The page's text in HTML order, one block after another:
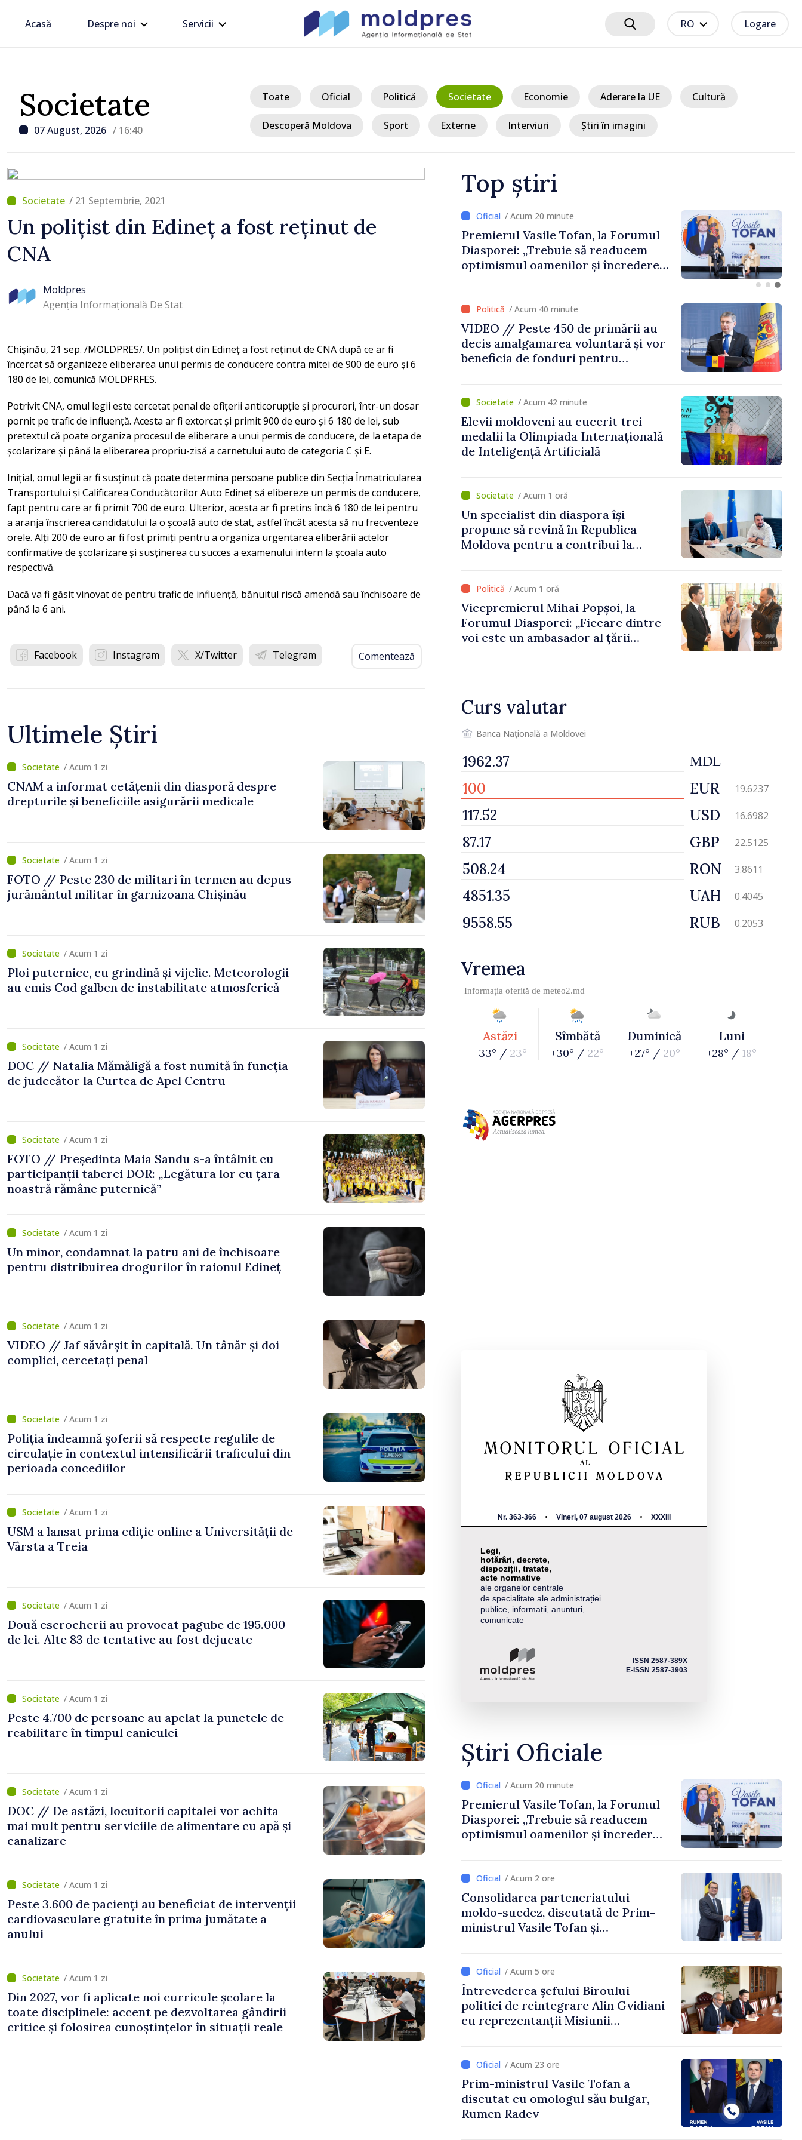
Acasă Despre noi Servicii RO Logare
Societate
07 August, 2026 / 16:40
Toate Oficial Politică Societate Economie Aderare la UE Cultură
Descoperă Moldova Sport Externe Interviuri Știri în imagini
/ 21 Septembrie, 2021
Un polițist din Edineț a fost reținut de
CNA
Moldpres
Agenția Informațională De Stat
Chişinău, 21 sep. /MOLDPRES/. Un polițist din Edineț a fost reținut de CNA după ce ar fi
încercat să organizeze eliberarea unui permis de conducere contra mitei de 900 de euro și 6
180 de lei, comunică MOLDPRFES.
Potrivit CNA, omul legii este cercetat penal de ofițerii anticorupție și procurori, într-un dosar
pornit pe trafic de influență. Acesta ar fi extorcat și primit 900 de euro și 6 180 de lei, sub
pretextul că poate organiza procesul de eliberare a unui permis de conducere, de la etapa de
școlarizare și până la eliberarea propriu-zisă a carnetului auto de categoria C și E.
Inițial, omul legii ar fi susținut că poate determina persoane publice din Secția Înmatricularea
Transportului și Calificarea Conducătorilor Auto Edineț să elibereze un permis de conducere,
fapt pentru care ar fi primit 700 de euro. Ulterior, acesta ar fi pretins încă 6 180 de lei pentru
a aranja înscrierea candidatului la o școală auto de stat, astfel încât acesta să nu frecventeze
orele. Alți 200 de euro ar fi fost primiți pentru a organiza urgentarea eliberării actelor
confirmative de școlarizare și susținerea cu succes a examenului intern la școala auto
respectivă.
Dacă va fi găsit vinovat de pentru trafic de influență, bănuitul riscă amendă sau închisoare de
până la 6 ani.
Facebook Instagram X/Twitter Telegram Comentează
Ultimele Știri
/ Acum 1 zi
CNAM a informat cetățenii din diasporă despre
drepturile și beneficiile asigurării medicale
/ Acum 1 zi
FOTO // Peste 230 de militari în termen au depus
jurământul militar în garnizoana Chișinău
/ Acum 1 zi
Ploi puternice, cu grindină și vijelie. Meteorologii
au emis Cod galben de instabilitate atmosferică
/ Acum 1 zi
DOC // Natalia Mămăligă a fost numită în funcția
de judecător la Curtea de Apel Centru
/ Acum 1 zi
FOTO // Președinta Maia Sandu s-a întâlnit cu
participanții taberei DOR: „Legătura lor cu țara
noastră rămâne puternică”
/ Acum 1 zi
Un minor, condamnat la patru ani de închisoare
pentru distribuirea drogurilor în raionul Edineț
/ Acum 1 zi
VIDEO // Jaf săvârșit în capitală. Un tânăr și doi
complici, cercetați penal
/ Acum 1 zi
Poliția îndeamnă șoferii să respecte regulile de
circulație în contextul intensificării traficului din
perioada concediilor
/ Acum 1 zi
USM a lansat prima ediție online a Universității de
Vârsta a Treia
/ Acum 1 zi
Două escrocherii au provocat pagube de 195.000
de lei. Alte 83 de tentative au fost dejucate
/ Acum 1 zi
Peste 4.700 de persoane au apelat la punctele de
reabilitare în timpul caniculei
/ Acum 1 zi
DOC // De astăzi, locuitorii capitalei vor achita
mai mult pentru serviciile de alimentare cu apă și
canalizare
/ Acum 1 zi
Peste 3.600 de pacienți au beneficiat de intervenții
cardiovasculare gratuite în prima jumătate a
anului
/ Acum 1 zi
Din 2027, vor fi aplicate noi curricule școlare la
toate disciplinele: accent pe dezvoltarea gândirii
critice și folosirea cunoștințelor în situații reale
Top știri
/ Acum 18 minute
VIDEO // Șoferii sunt avertizați să
/ Acum 20 minute
Premierul Vasile Tofan, la Forumul
Diasporei: „Trebuie să readucem
optimismul oamenilor și încrederea
/ Acum 40 minute
VIDEO // Peste 450 de primării au
decis amalgamarea voluntară și vor
beneficia de fonduri pentru
dăm o șansă localităților să se
dezvolte”
/ Acum 42 minute
Elevii moldoveni au cucerit trei
medalii la Olimpiada Internațională
de Inteligență Artificială
/ Acum 1 oră
Un specialist din diaspora își
propune să revină în Republica
Moldova pentru a contribui la
/ Acum 1 oră
Vicepremierul Mihai Popșoi, la
Forumul Diasporei: „Fiecare dintre
voi este un ambasador al țării
Curs valutar
Banca Națională a Moldovei
MDL
EUR 19.6237
USD 16.6982
GBP 22.5125
RON 3.8611
UAH 0.4045
RUB 0.2053
Vremea
Informația oferită de meteo2.md
Astăzi
+33° / 23°
Sîmbătă
+30° / 22°
Duminică
+27° / 20°
Luni
+28° / 18°
Nr. 363-366 Vineri, 07 august 2026 XXXIII
Legi,
hotărâri, decrete,
dispoziții, tratate,
acte normative
ale organelor centrale
de specialitate ale administrației
publice, informații, anunțuri,
comunicate
ISSN 2587-389X
E-ISSN 2587-3903
Știri Oficiale
/ Acum 20 minute
Premierul Vasile Tofan, la Forumul
Diasporei: „Trebuie să readucem
optimismul oamenilor și încrederea
/ Acum 2 ore
Consolidarea parteneriatului
moldo-suedez, discutată de Prim-
ministrul Vasile Tofan și
/ Acum 5 ore
Întrevederea șefului Biroului
politici de reintegrare Alin Gvidiani
cu reprezentanții Misiunii
/ Acum 23 ore
Prim-ministrul Vasile Tofan a
discutat cu omologul său bulgar,
Rumen Radev